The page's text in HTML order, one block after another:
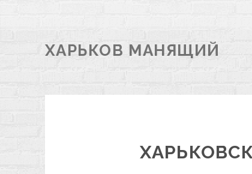
ХАРЬКОВ МАНЯЩИЙ